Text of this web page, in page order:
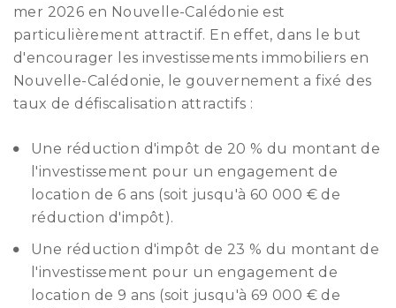
mer 2026 en Nouvelle-Calédonie est
particulièrement attractif. En effet, dans le but
d'encourager les investissements immobiliers en
Nouvelle-Calédonie, le gouvernement a fixé des
taux de défiscalisation attractifs :
Une réduction d'impôt de 20 % du montant de
l'investissement pour un engagement de
location de 6 ans (soit jusqu'à 60 000 € de
réduction d'impôt).
Une réduction d'impôt de 23 % du montant de
l'investissement pour un engagement de
location de 9 ans (soit jusqu'à 69 000 € de